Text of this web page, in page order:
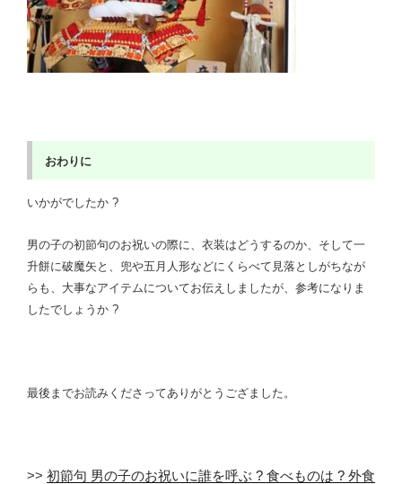
おわりに
いかがでしたか ?
男の子の初節句のお祝いの際に、衣装はどうするのか、そして一
升餅に破魔矢と、兜や五月人形などにくらべて見落としがちなが
らも、大事なアイテムについてお伝えしましたが、参考になりま
したでしょうか ?
最後までお読みくださってありがとうござました。
>> 初節句 男の子のお祝いに誰を呼ぶ ? 食べものは ? 外食